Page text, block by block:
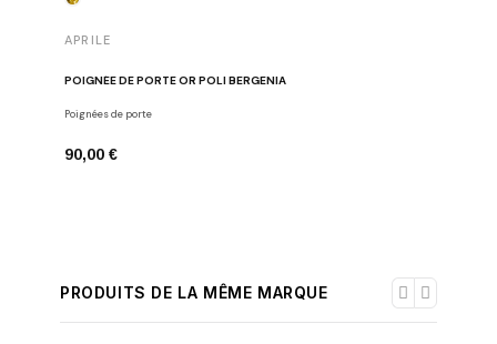
APRILE
POIGNÉE DE PORTE OR POLI BERGENIA
Poignées de porte
90,00 €
PRODUITS DE LA MÊME MARQUE